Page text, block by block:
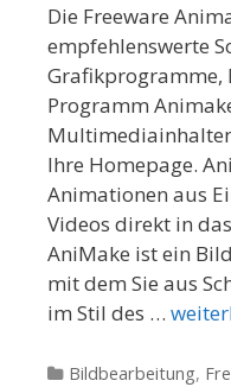
Die Freeware
empfehlenswerte
Programm
Ihre Homepage.
Animationen aus
Videos direkt in
AniMake ist ein
mit dem Sie aus
im Stil des …
Kategorien
Bildbearbeitung,